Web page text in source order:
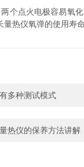
点火电极容易氧化
热仪氧弹的使用寿命
多种测试模式
热仪的保养方法讲解